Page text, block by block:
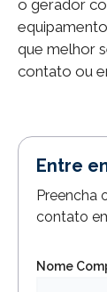
o gerador
que melhor
contato ou
Entre
Preencha
contato
Nome